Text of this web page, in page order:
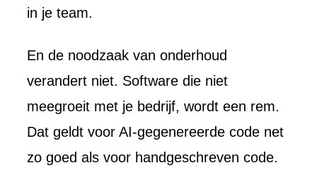
in je team.
En de noodzaak van onderhoud
verandert niet. Software die niet
meegroeit met je bedrijf, wordt een rem.
Dat geldt voor AI-gegenereerde code net
zo goed als voor handgeschreven code.